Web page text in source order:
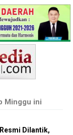
Minggu ini
Dilantik,